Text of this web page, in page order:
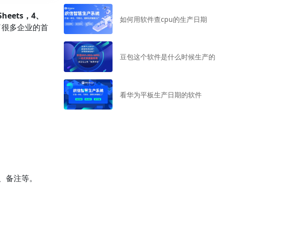
，4、
多企业的首
注等。
如何用软件查cpu的生产日期
豆包这个软件是什么时候生产的
看华为平板生产日期的软件